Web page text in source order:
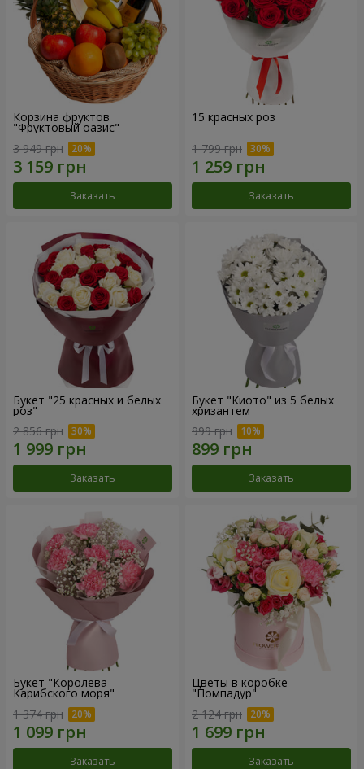
Корзина фруктов
"Фруктовый оазис"
3 949 грн
Заказать
15 красных роз
1 799 грн
Заказать
Букет "25 красных и белых
роз"
2 856 грн
Заказать
Букет "Киото" из 5 белых
хризантем
999 грн
Заказать
Букет "Королева
Карибского моря"
1 374 грн
Заказать
Цветы в коробке
"Помпадур"
2 124 грн
Заказать